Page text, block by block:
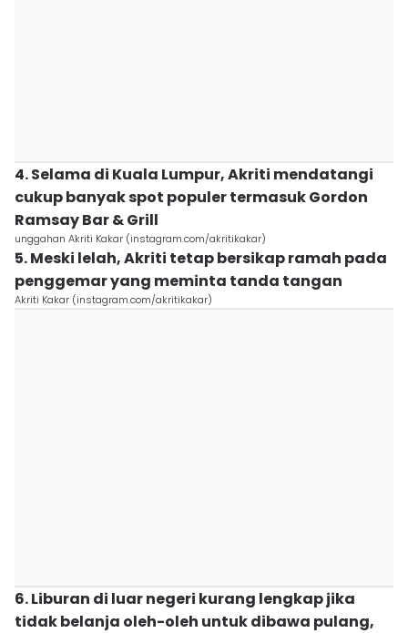
4. Selama di Kuala Lumpur, Akriti mendatangi
cukup banyak spot populer termasuk Gordon
Ramsay Bar & Grill
unggahan Akriti Kakar (instagram.com/akritikakar)
5. Meski lelah, Akriti tetap bersikap ramah pada
penggemar yang meminta tanda tangan
Akriti Kakar (instagram.com/akritikakar)
6. Liburan di luar negeri kurang lengkap jika
tidak belanja oleh-oleh untuk dibawa pulang,